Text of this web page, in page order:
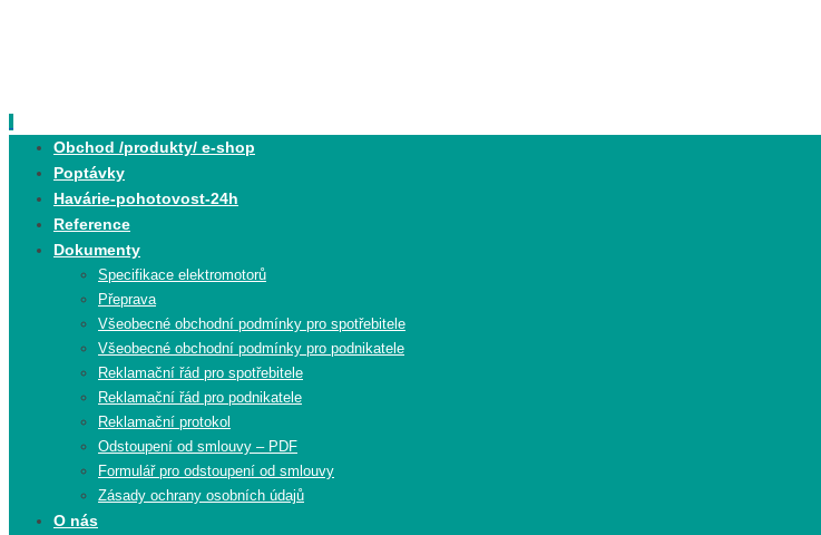
content
Obchod /produkty/ e-shop
Poptávky
Havárie-pohotovost-24h
Reference
Dokumenty
Specifikace elektromotorů
Přeprava
Všeobecné obchodní podmínky pro spotřebitele
Všeobecné obchodní podmínky pro podnikatele
Reklamační řád pro spotřebitele
Reklamační řád pro podnikatele
Reklamační protokol
Odstoupení od smlouvy – PDF
Formulář pro odstoupení od smlouvy
Zásady ochrany osobních údajů
O nás